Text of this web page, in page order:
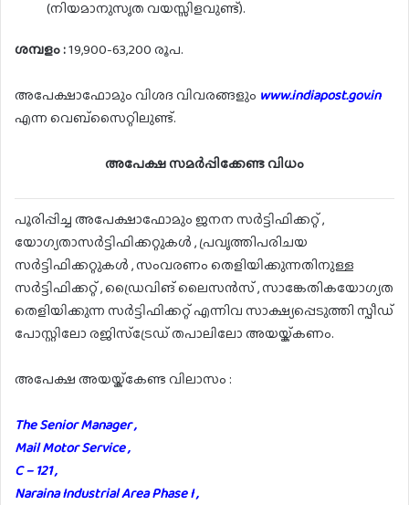
(നിയമാനുസൃത വയസ്സിളവുണ്ട്).
ശമ്പളം :19,900-63,200 രൂപ.
അപേക്ഷാഫോമും വിശദ വിവരങ്ങളും www.indiapost.gov.in
എന്ന വെബ്സൈറ്റിലുണ്ട്.
അപേക്ഷ സമർപ്പിക്കേണ്ട വിധം
പൂരിപ്പിച്ച അപേക്ഷാഫോമും ജനന സർട്ടിഫിക്കറ്റ് ,
യോഗ്യതാസർട്ടിഫിക്കറ്റുകൾ , പ്രവൃത്തിപരിചയ
സർട്ടിഫിക്കറ്റുകൾ , സംവരണം തെളിയിക്കുന്നതിനുള്ള
സർട്ടിഫിക്കറ്റ് , ഡ്രൈവിങ് ലൈസൻസ് , സാങ്കേതികയോഗ്യത
തെളിയിക്കുന്ന സർട്ടിഫിക്കറ്റ് എന്നിവ സാക്ഷ്യപ്പെടുത്തി സ്പീഡ്
പോസ്റ്റിലോ രജിസ്ട്രേഡ് തപാലിലോ അയയ്ക്കണം.
അപേക്ഷ അയയ്ക്കേണ്ട വിലാസം :
The Senior Manager ,
Mail Motor Service ,
C – 121 ,
Naraina Industrial Area Phase I ,